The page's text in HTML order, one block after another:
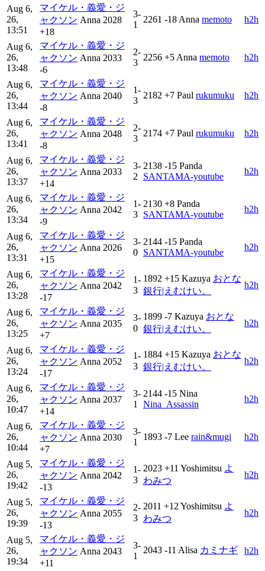
Aug 6,
26,
13:51
マイケル・義愛・ジ
ャクソン Anna 2028
+18
3-
1
2261 -18 Anna memoto h2h
Aug 6,
26,
13:48
マイケル・義愛・ジ
ャクソン Anna 2033
-6
2-
3
2256 +5 Anna memoto h2h
Aug 6,
26,
13:44
マイケル・義愛・ジ
ャクソン Anna 2040
-8
1-
3
2182 +7 Paul rukumuku h2h
Aug 6,
26,
13:41
マイケル・義愛・ジ
ャクソン Anna 2048
-8
2-
3
2174 +7 Paul rukumuku h2h
Aug 6,
26,
13:37
マイケル・義愛・ジ
ャクソン Anna 2033
+14
3-
2
2138 -15 Panda
SANTAMA-youtube
h2h
Aug 6,
26,
13:34
マイケル・義愛・ジ
ャクソン Anna 2042
-9
1-
3
2130 +8 Panda
SANTAMA-youtube
h2h
Aug 6,
26,
13:31
マイケル・義愛・ジ
ャクソン Anna 2026
+15
3-
0
2144 -15 Panda
SANTAMA-youtube
h2h
Aug 6,
26,
13:28
マイケル・義愛・ジ
ャクソン Anna 2042
-17
1-
3
1892 +15 Kazuya おとな
銀行|えむけい。
h2h
Aug 6,
26,
13:25
マイケル・義愛・ジ
ャクソン Anna 2035
+7
3-
0
1899 -7 Kazuya おとな
銀行|えむけい。
h2h
Aug 6,
26,
13:24
マイケル・義愛・ジ
ャクソン Anna 2052
-17
1-
3
1884 +15 Kazuya おとな
銀行|えむけい。
h2h
Aug 6,
26,
10:47
マイケル・義愛・ジ
ャクソン Anna 2037
+14
3-
1
2144 -15 Nina
Nina_Assassin
h2h
Aug 6,
26,
10:44
マイケル・義愛・ジ
ャクソン Anna 2030
+7
3-
1
1893 -7 Lee rain&mugi h2h
Aug 5,
26,
19:42
マイケル・義愛・ジ
ャクソン Anna 2042
-13
1-
3
2023 +11 Yoshimitsu よ
わみつ
h2h
Aug 5,
26,
19:39
マイケル・義愛・ジ
ャクソン Anna 2055
-13
2-
3
2011 +12 Yoshimitsu よ
わみつ
h2h
Aug 5,
26,
19:34
マイケル・義愛・ジ
ャクソン Anna 2043
+11
3-
1
2043 -11 Alisa カミナギ h2h